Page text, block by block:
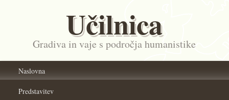
Učilnica
Gradiva in vaje s področja humanistike
Naslovna
Predstavitev